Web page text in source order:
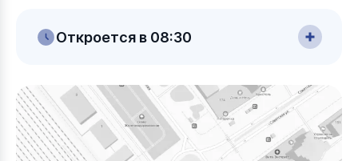
Откроется в 08:30